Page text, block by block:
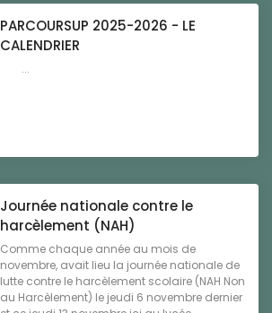
PARCOURSUP 2025-2026 - LE
CALENDRIER
...
Journée nationale contre le
harcèlement (NAH)
Comme chaque année au mois de
novembre, avait lieu la journée nationale de
lutte contre le harcèlement scolaire (NAH Non
au Harcèlement) le jeudi 6 novembre dernier